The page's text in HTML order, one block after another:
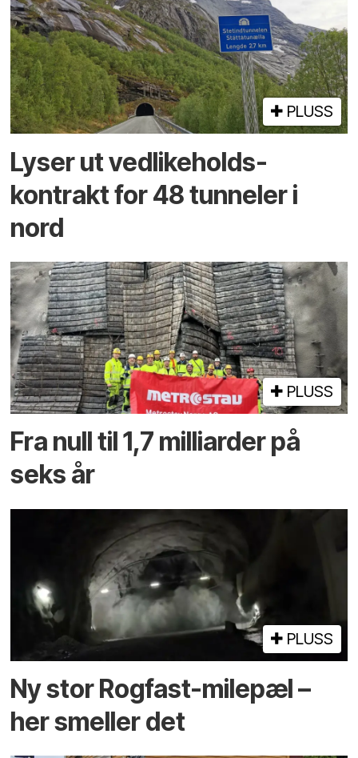
PLUSS
Lyser ut vedlikeholds­
kontrakt for 48 tunneler i
nord
PLUSS
Fra null til 1,7 milliarder på
seks år
PLUSS
Ny stor Rogfast-milepæl –
her smeller det